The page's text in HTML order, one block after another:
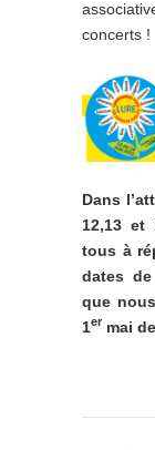
concerts !
Dans
12,13 et
tous à
dates
que
1er mai